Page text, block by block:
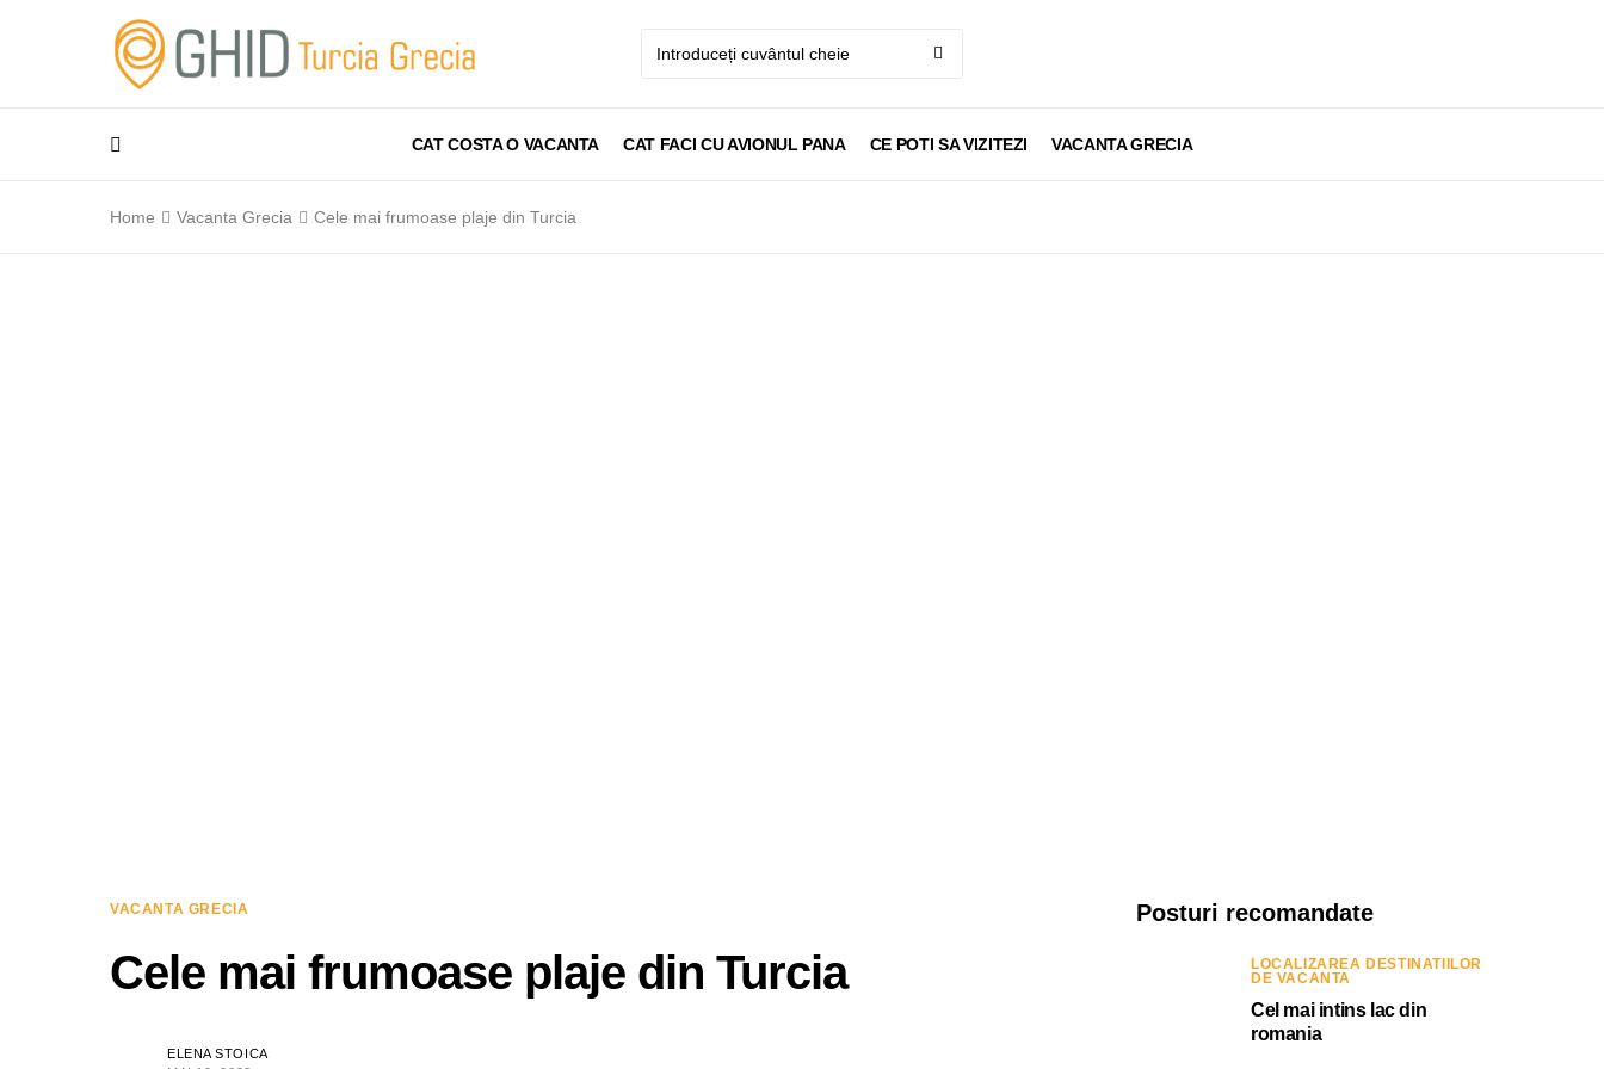
CAT COSTA O VACANTA CAT FACI CU AVIONUL PANA CE POTI SA VIZITEZI VACANTA GRECIA
Home Vacanta Grecia Cele mai frumoase plaje din Turcia
VACANTA GRECIA
Cele mai frumoase plaje din Turcia
ELENA STOICA
Posturi recomandate
LOCALIZAREA DESTINATIILOR
DE VACANTA
Cel mai intins lac din
romania